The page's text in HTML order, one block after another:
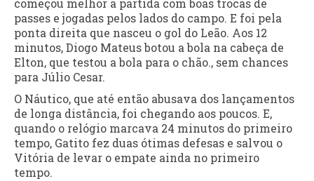
começou melhor a partida com boas trocas de
passes e jogadas pelos lados do campo. E foi pela
ponta direita que nasceu o gol do Leão. Aos 12
minutos, Diogo Mateus botou a bola na cabeça de
Elton, que testou a bola para o chão., sem chances
para Júlio Cesar.
O Náutico, que até então abusava dos lançamentos
de longa distância, foi chegando aos poucos. E,
quando o relógio marcava 24 minutos do primeiro
tempo, Gatito fez duas ótimas defesas e salvou o
Vitória de levar o empate ainda no primeiro
tempo.